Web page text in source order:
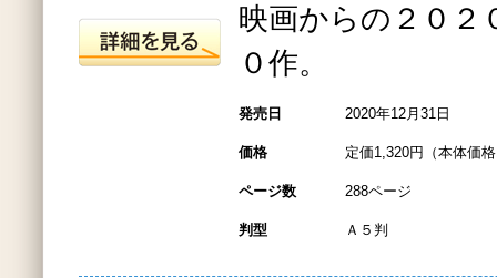
映画からの２０２
０作。
発売日 2020年12月31日
価格 定価1,320円（本体価
ページ数 288ページ
判型 Ａ５判